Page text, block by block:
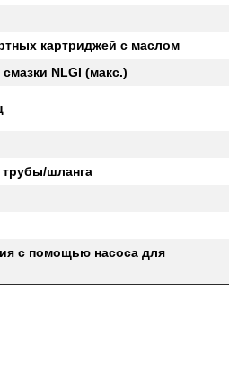
картриджей с маслом
NLGI (макс.)
трубы/шланга
с помощью насоса для